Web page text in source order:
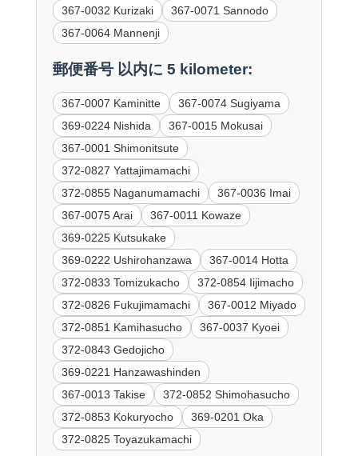
367-0032 Kurizaki
367-0071 Sannodo
367-0064 Mannenji
郵便番号 以内に 5 kilometer:
367-0007 Kaminitte
367-0074 Sugiyama
369-0224 Nishida
367-0015 Mokusai
367-0001 Shimonitsute
372-0827 Yattajimamachi
372-0855 Naganumamachi
367-0036 Imai
367-0075 Arai
367-0011 Kowaze
369-0225 Kutsukake
369-0222 Ushirohanzawa
367-0014 Hotta
372-0833 Tomizukacho
372-0854 Iijimacho
372-0826 Fukujimamachi
367-0012 Miyado
372-0851 Kamihasucho
367-0037 Kyoei
372-0843 Gedojicho
369-0221 Hanzawashinden
367-0013 Takise
372-0852 Shimohasucho
372-0853 Kokuryocho
369-0201 Oka
372-0825 Toyazukamachi